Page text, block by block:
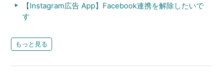
【Instagram広告 App】Facebook連携を解除したいで
す
もっと見る